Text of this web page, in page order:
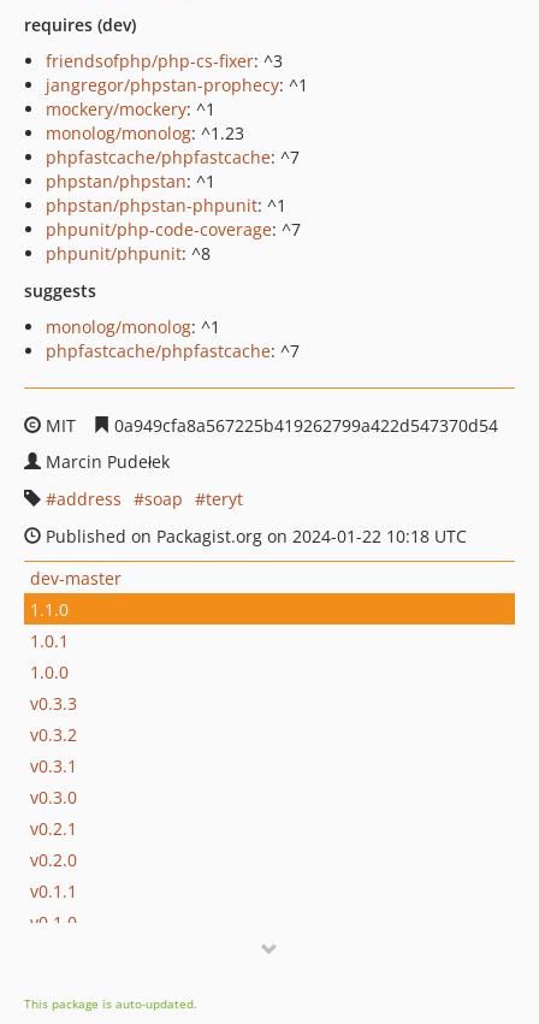
requires (dev)
friendsofphp/php-cs-fixer: ^3
jangregor/phpstan-prophecy: ^1
mockery/mockery: ^1
monolog/monolog: ^1.23
phpfastcache/phpfastcache: ^7
phpstan/phpstan: ^1
phpstan/phpstan-phpunit: ^1
phpunit/php-code-coverage: ^7
phpunit/phpunit: ^8
suggests
monolog/monolog: ^1
phpfastcache/phpfastcache: ^7
MIT
0a949cfa8a567225b419262799a422d547370d54
Marcin Pudełek
address
soap
teryt
Published on Packagist.org on 2024-01-22 10:18 UTC
dev-master
1.1.0
1.0.1
1.0.0
v0.3.3
v0.3.2
v0.3.1
v0.3.0
v0.2.1
v0.2.0
v0.1.1
v0.1.0
This package is auto-updated.